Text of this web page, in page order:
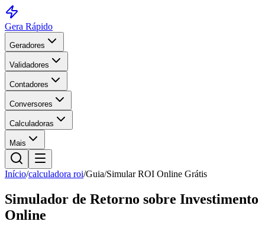
Gera Rápido
Geradores
Validadores
Contadores
Conversores
Calculadoras
Mais
Início/calculadora roi/Guia/Simular ROI Online Grátis
Simulador de Retorno sobre Investimento
Online